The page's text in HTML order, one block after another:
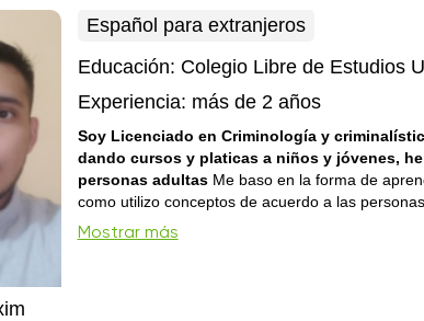
Español para extranjeros
Educación: Colegio Libre de Estudios
Experiencia: más de 2 años
Soy Licenciado en Criminología y
dando cursos y platicas a niños y jóvenes,
personas adultas Me baso en la forma de
como utilizo conceptos de acuerdo a las
sean fáciles de entender
Mostrar más